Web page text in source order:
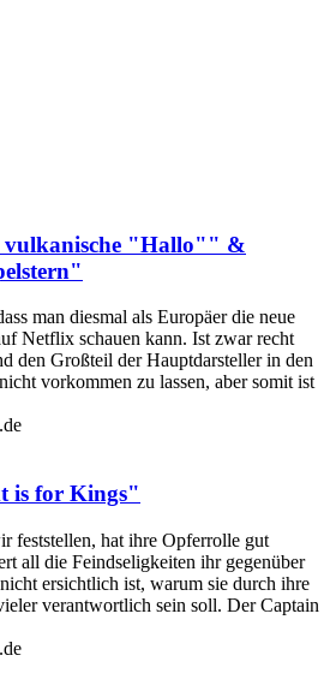
vulkanische "Hallo"" &
man diesmal als Europäer die neue
Netflix schauen kann. Ist zwar recht
den Großteil der Hauptdarsteller in den
vorkommen zu lassen, aber somit ist
is for Kings"
feststellen, hat ihre Opferrolle gut
all die Feindseligkeiten ihr gegenüber
ersichtlich ist, warum sie durch ihre
verantwortlich sein soll. Der Captain